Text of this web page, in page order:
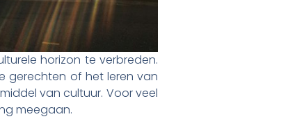
horizon te verbreden.
gerechten of het leren van
van cultuur. Voor veel
meegaan.